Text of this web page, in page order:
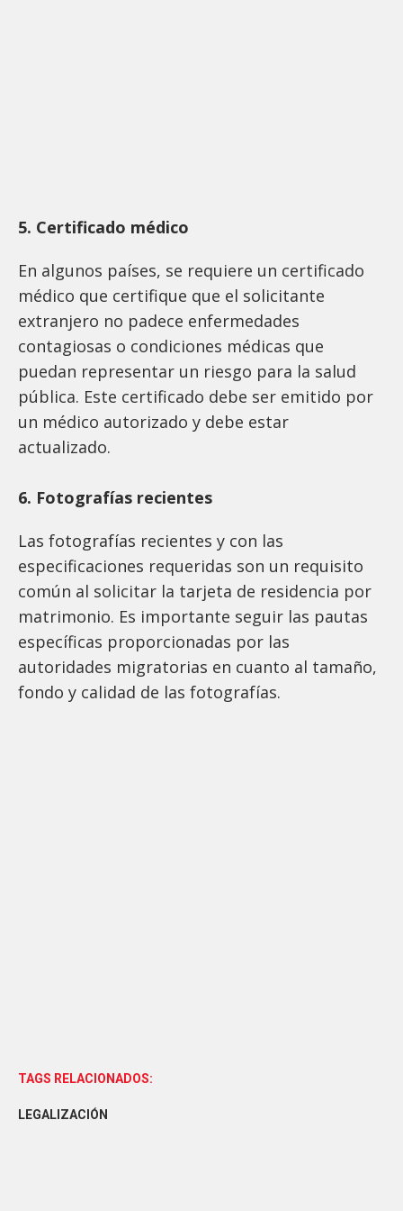
5. Certificado médico
En algunos países, se requiere un certificado
médico que certifique que el solicitante
extranjero no padece enfermedades
contagiosas o condiciones médicas que
puedan representar un riesgo para la salud
pública. Este certificado debe ser emitido por
un médico autorizado y debe estar
actualizado.
6. Fotografías recientes
Las fotografías recientes y con las
especificaciones requeridas son un requisito
común al solicitar la tarjeta de residencia por
matrimonio. Es importante seguir las pautas
específicas proporcionadas por las
autoridades migratorias en cuanto al tamaño,
fondo y calidad de las fotografías.
TAGS RELACIONADOS:
LEGALIZACIÓN